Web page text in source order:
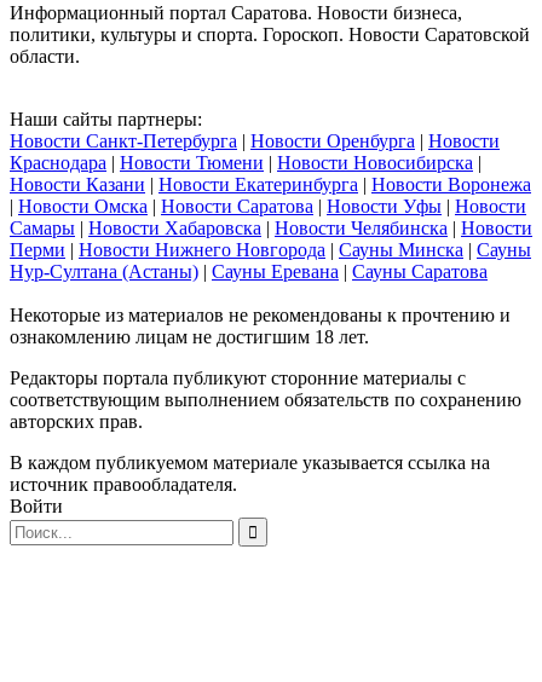
Информационный портал Саратова. Новости бизнеса,
политики, культуры и спорта. Гороскоп. Новости Саратовской
области.
Наши сайты партнеры:
Новости Санкт-Петербурга | Новости Оренбурга | Новости
Краснодара | Новости Тюмени | Новости Новосибирска |
Новости Казани | Новости Екатеринбурга | Новости Воронежа
| Новости Омска | Новости Саратова | Новости Уфы | Новости
Самары | Новости Хабаровска | Новости Челябинска | Новости
Перми | Новости Нижнего Новгорода | Сауны Минска | Сауны
Нур-Султана (Астаны) | Сауны Еревана | Сауны Саратова
Некоторые из материалов не рекомендованы к прочтению и
ознакомлению лицам не достигшим 18 лет.
Редакторы портала публикуют сторонние материалы с
соответствующим выполнением обязательств по сохранению
авторских прав.
В каждом публикуемом материале указывается ссылка на
источник правообладателя.
Войти